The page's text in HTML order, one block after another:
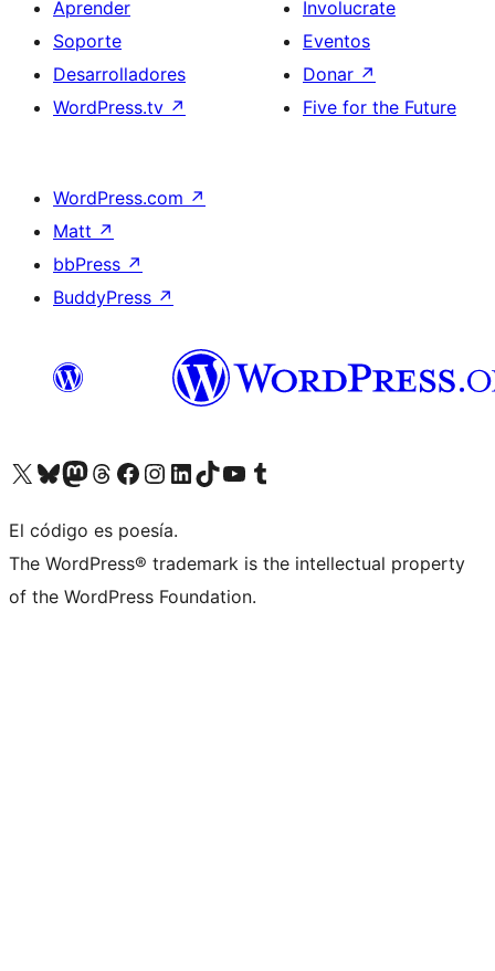
Aprender
Soporte
Desarrolladores
WordPress.tv ↗
Involucrate
Eventos
Donar ↗
Five for the Future
WordPress.com ↗
Matt ↗
bbPress ↗
BuddyPress ↗
Visitá nuestra cuenta de X (anteriormente Twitter)
Visitá nuestra cuenta de Bluesky
Visitá nuestra cuenta de Mastodon
Visitá nuestra cuenta de Threads
Visitá nuestra página de Facebook
Visitá nuestra cuenta de Instagram
Visitá nuestra cuenta de LinkedIn
Visitá nuestra cuenta de TikTok
Visitá nuestro canal de YouTube
Visitá nuestra cuenta de Tumblr
El código es poesía.
The WordPress® trademark is the intellectual property
of the WordPress Foundation.